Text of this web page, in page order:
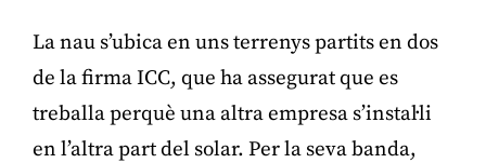
La nau s’ubica en uns terrenys partits en dos
de la firma ICC, que ha assegurat que es
treballa perquè una altra empresa s’instal·li
en l’altra part del solar. Per la seva banda,